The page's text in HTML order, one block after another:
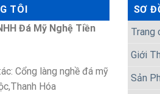
TÔI
Đá Mỹ Nghệ Tiền
Cổng làng nghề đá mỹ
Hóa
SƠ
Trang
Giới
Sản